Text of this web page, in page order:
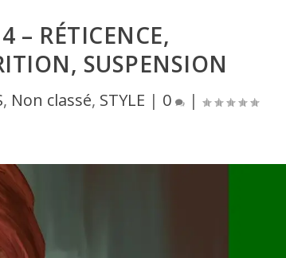
– RÉTICENCE,
SUSPENSION
, Non classé, STYLE | 0 |